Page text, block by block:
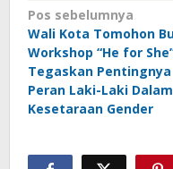
Navigasi
pos
Pos sebelumnya
Wali Kota Tomohon
Workshop “He for
Tegaskan Pentingnya
Peran Laki-Laki Dalam
Kesetaraan Gender